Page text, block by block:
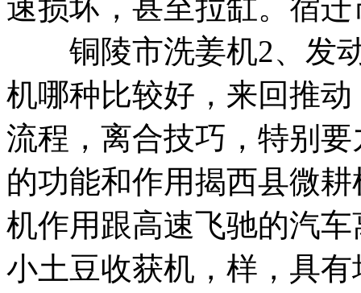
速损坏，甚至拉缸。 宿迁
铜陵市洗姜机2、发
机哪种比较好， 来回推
流程， 离合技巧，特别要
的功能和作用揭西县微耕
机作用跟高速飞驰的汽
小土豆收获机， 样，具有